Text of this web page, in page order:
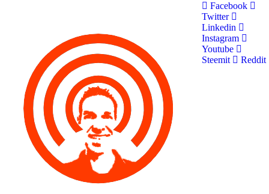
Facebook
Twitter
Linkedin
Instagram
Youtube
Steemit
Reddit